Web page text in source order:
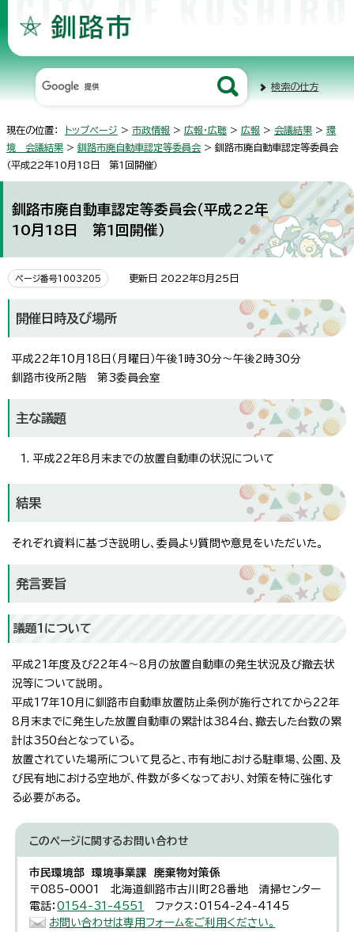
検索の仕方
現在の位置： トップページ > 市政情報 > 広報・広聴 > 広報 > 会議結果 > 環
境 会議結果 > 釧路市廃自動車認定等委員会 > 釧路市廃自動車認定等委員会
（平成22年10月18日 第1回開催）
釧路市廃自動車認定等委員会（平成22年
10月18日 第1回開催）
ページ番号1003205 更新日 2022年8月25日
開催日時及び場所
平成22年10月18日（月曜日）午後1時30分～午後2時30分
釧路市役所2階 第3委員会室
主な議題
平成22年8月末までの放置自動車の状況について
結果
それぞれ資料に基づき説明し、委員より質問や意見をいただいた。
発言要旨
議題1について
平成21年度及び22年4～8月の放置自動車の発生状況及び撤去状
況等について説明。
平成17年10月に釧路市自動車放置防止条例が施行されてから22年
8月末までに発生した放置自動車の累計は384台、撤去した台数の累
計は350台となっている。
放置されていた場所について見ると、市有地における駐車場、公園、及
び民有地における空地が、件数が多くなっており、対策を特に強化す
る必要がある。
このページに関するお問い合わせ
市民環境部 環境事業課 廃棄物対策係
〒085-0001 北海道釧路市古川町28番地 清掃センター
電話：0154-31-4551
ファクス：0154-24-4145
お問い合わせは専用フォームをご利用ください。